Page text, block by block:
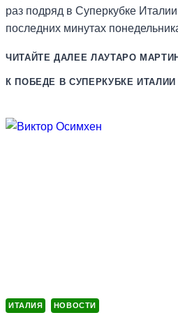
раз подряд в Суперкубке
последних минутах
ЧИТАЙТЕ ДАЛЕЕ ЛАУТАРО
К ПОБЕДЕ В СУПЕРКУБКЕ ИТАЛИИ
ИТАЛИЯ НОВОСТИ